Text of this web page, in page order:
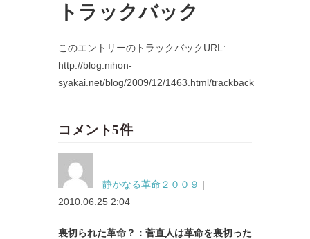
トラックバック
このエントリーのトラックバックURL:
http://blog.nihon-
syakai.net/blog/2009/12/1463.html/trackback
コメント5件
静かなる革命２００９ |
2010.06.25 2:04
裏切られた革命？：菅直人は革命を裏切った